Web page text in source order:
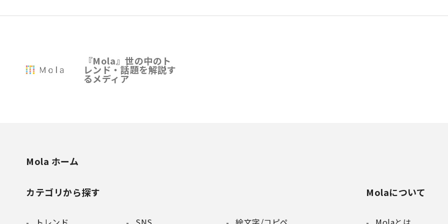
『Mola』世の中のト
レンド・話題を解説す
るメディア
Mola ホーム
カテゴリから探す Molaについて